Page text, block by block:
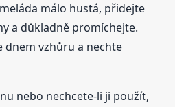
málo hustá, přidejte
a důkladně promíchejte.
dnem vzhůru a nechte
nebo nechcete-li ji použít,